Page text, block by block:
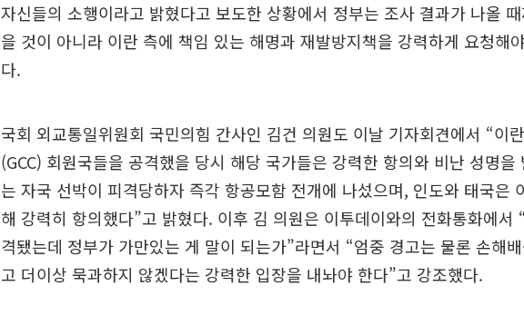
자신들의 소행이라고 밝혔다고 보도한 상황에서 정부는 조사 결과가 나올
을 것이 아니라 이란 측에 책임 있는 해명과 재발방지책을 강력하게 요청해
다.
국회 외교통일위원회 국민의힘 간사인 김건 의원도 이날 기자회견에서 “이
(GCC) 회원국들을 공격했을 당시 해당 국가들은 강력한 항의와 비난 성명을
는 자국 선박이 피격당하자 즉각 항공모함 전개에 나섰으며, 인도와 태국은
해 강력히 항의했다”고 밝혔다. 이후 김 의원은 이투데이와의 전화통화에서
격됐는데 정부가 가만있는 게 말이 되는가”라면서 “엄중 경고는 물론 손해
고 더이상 묵과하지 않겠다는 강력한 입장을 내놔야 한다”고 강조했다.